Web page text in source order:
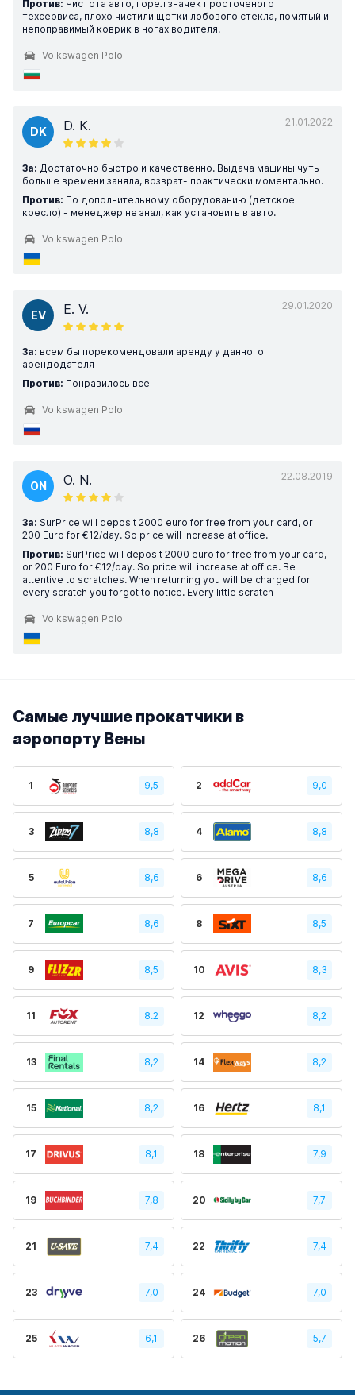
Против: Чистота авто, горел значек просточеного
техсервиса, плохо чистили щетки лобового стекла, помятый и
непоправимый коврик в ногах водителя.
Volkswagen Polo
21.01.2022
DK D. K.
За: Достаточно быстро и качественно. Выдача машины чуть
больше времени заняла, возврат- практически моментально.
Против: По дополнительному оборудованию (детское
кресло) - менеджер не знал, как установить в авто.
Volkswagen Polo
29.01.2020
EV E. V.
За: всем бы порекомендовали аренду у данного
арендодателя
Против: Понравилось все
Volkswagen Polo
22.08.2019
ON O. N.
За: SurPrice will deposit 2000 euro for free from your card, or
200 Euro for €12/day. So price will increase at office.
Против: SurPrice will deposit 2000 euro for free from your card,
or 200 Euro for €12/day. So price will increase at office. Be
attentive to scratches. When returning you will be charged for
every scratch you forgot to notice. Every little scratch
Volkswagen Polo
Самые лучшие прокатчики в
аэропорту Вены
1 9,5 2 9,0
3 8,8 4 8,8
5 8,6 6 8,6
7 8,6 8 8,5
9 8,5 10 8,3
11 8.2 12 8,2
13 8,2 14 8,2
15 8,2 16 8,1
17 8,1 18 7,9
19 7,8 20 7,7
21 7,4 22 7,4
23 7,0 24 7,0
25 6,1 26 5,7